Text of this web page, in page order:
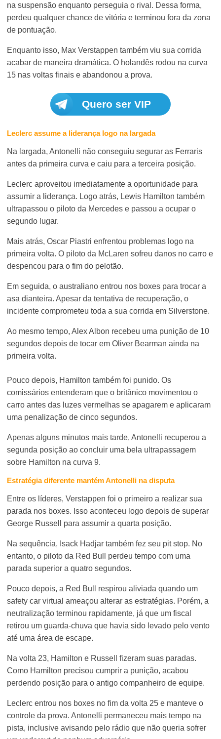
na suspensão enquanto perseguia o rival. Dessa forma,
perdeu qualquer chance de vitória e terminou fora da zona
de pontuação.
Enquanto isso, Max Verstappen também viu sua corrida
acabar de maneira dramática. O holandês rodou na curva
15 nas voltas finais e abandonou a prova.
Quero ser VIP
Leclerc assume a liderança logo na largada
Na largada, Antonelli não conseguiu segurar as Ferraris
antes da primeira curva e caiu para a terceira posição.
Leclerc aproveitou imediatamente a oportunidade para
assumir a liderança. Logo atrás, Lewis Hamilton também
ultrapassou o piloto da Mercedes e passou a ocupar o
segundo lugar.
Mais atrás, Oscar Piastri enfrentou problemas logo na
primeira volta. O piloto da McLaren sofreu danos no carro e
despencou para o fim do pelotão.
Em seguida, o australiano entrou nos boxes para trocar a
asa dianteira. Apesar da tentativa de recuperação, o
incidente comprometeu toda a sua corrida em Silverstone.
Ao mesmo tempo, Alex Albon recebeu uma punição de 10
segundos depois de tocar em Oliver Bearman ainda na
primeira volta.
Pouco depois, Hamilton também foi punido. Os
comissários entenderam que o britânico movimentou o
carro antes das luzes vermelhas se apagarem e aplicaram
uma penalização de cinco segundos.
Apenas alguns minutos mais tarde, Antonelli recuperou a
segunda posição ao concluir uma bela ultrapassagem
sobre Hamilton na curva 9.
Estratégia diferente mantém Antonelli na disputa
Entre os líderes, Verstappen foi o primeiro a realizar sua
parada nos boxes. Isso aconteceu logo depois de superar
George Russell para assumir a quarta posição.
Na sequência, Isack Hadjar também fez seu pit stop. No
entanto, o piloto da Red Bull perdeu tempo com uma
parada superior a quatro segundos.
Pouco depois, a Red Bull respirou aliviada quando um
safety car virtual ameaçou alterar as estratégias. Porém, a
neutralização terminou rapidamente, já que um fiscal
retirou um guarda-chuva que havia sido levado pelo vento
até uma área de escape.
Na volta 23, Hamilton e Russell fizeram suas paradas.
Como Hamilton precisou cumprir a punição, acabou
perdendo posição para o antigo companheiro de equipe.
Leclerc entrou nos boxes no fim da volta 25 e manteve o
controle da prova. Antonelli permaneceu mais tempo na
pista, inclusive avisando pelo rádio que não queria sofrer